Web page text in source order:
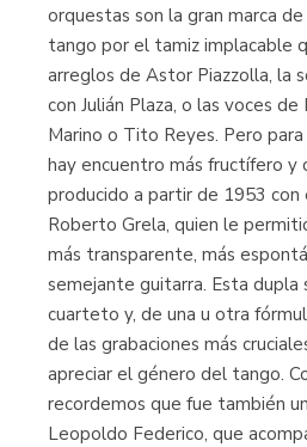
orquestas son la gran marca
tango por el tamiz implacable
arreglos de Astor Piazzolla, la
con Julián Plaza, o las voces de
Marino o Tito Reyes. Pero para
hay encuentro más fructífero y
producido a partir de 1953
Roberto Grela, quien le
más transparente, más
semejante guitarra. Esta dupla
cuarteto y, de una u otra
de las grabaciones más
apreciar el género del tango.
recordemos que fue también
Leopoldo Federico, que